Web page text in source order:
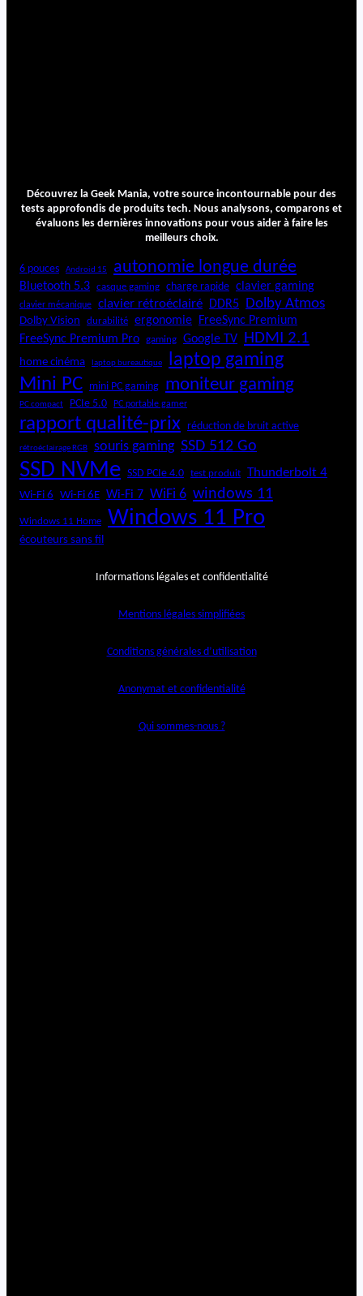
Découvrez la Geek Mania, votre source incontournable pour des
tests approfondis de produits tech. Nous analysons, comparons et
évaluons les dernières innovations pour vous aider à faire les
meilleurs choix.
6 pouces Android 15 autonomie longue durée
Bluetooth 5.3 casque gaming charge rapide clavier gaming
clavier mécanique clavier rétroéclairé DDR5 Dolby Atmos
Dolby Vision durabilité ergonomie
FreeSync Premium
FreeSync Premium Pro
gaming Google TV HDMI 2.1
home cinéma laptop bureautique laptop gaming
Mini PC mini PC gaming moniteur gaming
PC compact PCIe 5.0 PC portable gamer
rapport qualité-prix réduction de bruit active
rétroéclairage RGB souris gaming SSD 512 Go
SSD NVMe SSD PCIe 4.0 test produit Thunderbolt 4
Wi-Fi 6 Wi-Fi 6E Wi-Fi 7 WiFi 6 windows 11
Windows 11 Home Windows 11 Pro
écouteurs sans fil
Informations légales et confidentialité
Mentions légales simplifiées
Conditions générales d’utilisation
Anonymat et confidentialité
Qui sommes-nous ?